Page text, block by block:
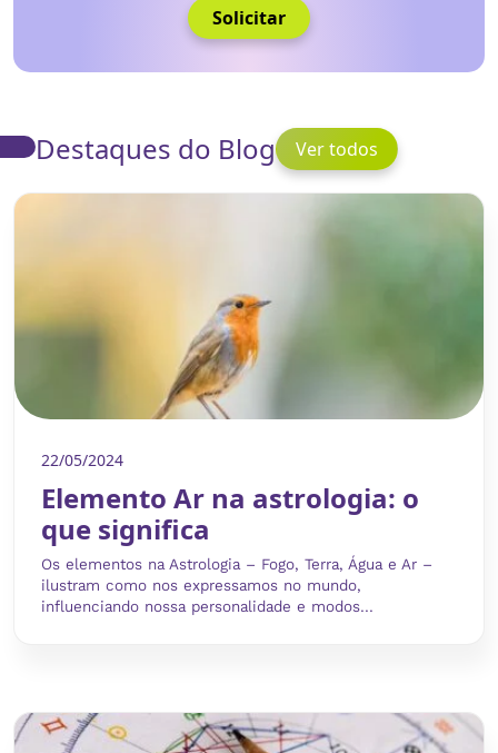
Solicitar
Destaques do Blog Ver todos
22/05/2024
Elemento Ar na astrologia: o
que significa
Os elementos na Astrologia – Fogo, Terra, Água e Ar –
ilustram como nos expressamos no mundo,
influenciando nossa personalidade e modos...